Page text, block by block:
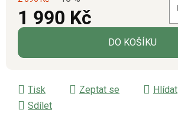
1 990 Kč
Měrná cena:
DO KOŠÍKU
Tisk Zeptat se
Hlídat
Sdílet